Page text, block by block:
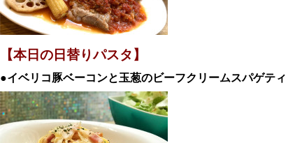
【本日の日替りパスタ】
●イベリコ豚ベーコンと玉葱のビーフクリームスパゲティ